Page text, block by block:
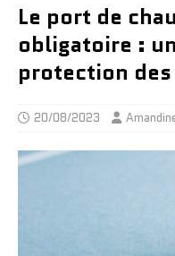
Le port de
obligatoire :
protection
20/08/2023